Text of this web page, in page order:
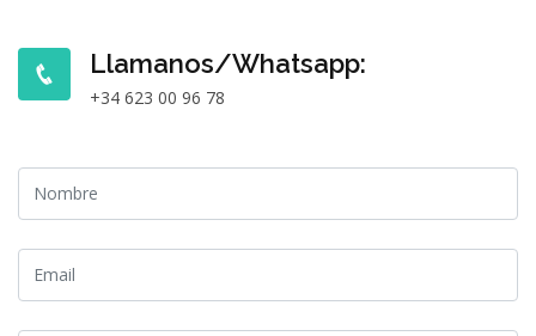
Llamanos/Whatsapp:
+34 623 00 96 78